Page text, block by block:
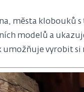
města klobouků
modelů a
umožňuje vyrobit